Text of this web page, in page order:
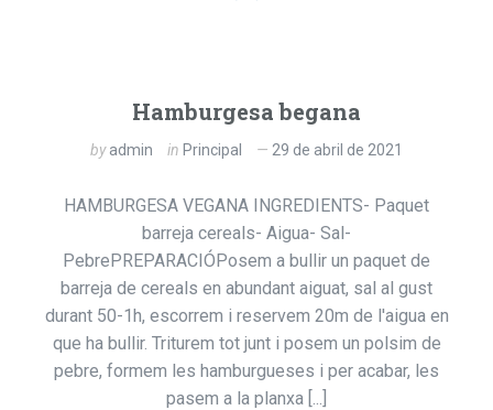
Hamburgesa begana
byadmin in Principal 29 de abril de 2021
HAMBURGESA VEGANA INGREDIENTS- Paquet
barreja cereals- Aigua- Sal-
PebrePREPARACIÓPosem a bullir un paquet de
barreja de cereals en abundant aiguat, sal al gust
durant 50-1h, escorrem i reservem 20m de l'aigua en
que ha bullir. Triturem tot junt i posem un polsim de
pebre, formem les hamburgueses i per acabar, les
pasem a la planxa [...]